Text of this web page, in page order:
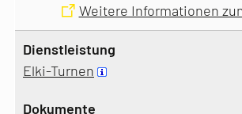
Weitere Informationen
Elki-Turnen